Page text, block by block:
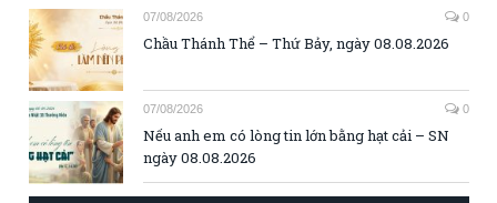
07/08/2026 0
Chầu Thánh Thể – Thứ Bảy, ngày 08.08.2026
07/08/2026 0
Nếu anh em có lòng tin lớn bằng hạt cải – SN
ngày 08.08.2026